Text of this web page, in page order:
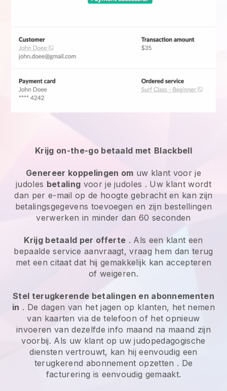
Krijg on-the-go betaald met Blackbell
Genereer koppelingen om uw klant voor je
judoles betaling voor je judoles . Uw klant wordt
dan per e-mail op de hoogte gebracht en kan zijn
betalingsgegevens toevoegen en zijn bestellingen
verwerken in minder dan 60 seconden
Krijg betaald per offerte . Als een klant een
bepaalde service aanvraagt, vraag hem dan terug
met een citaat dat hij gemakkelijk kan accepteren
of weigeren.
Stel terugkerende betalingen en abonnementen
in . De dagen van het jagen op klanten, het nemen
van kaarten via de telefoon of het opnieuw
invoeren van dezelfde info maand na maand zijn
voorbij. Als uw klant op uw judopedagogische
diensten vertrouwt, kan hij eenvoudig een
terugkerend abonnement opzetten . De
facturering is eenvoudig gemaakt.